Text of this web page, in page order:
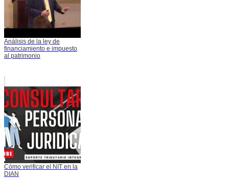
Análisis de la ley de
financiamiento e impuesto
al patrimonio
Cómo verificar el NIT en la
DIAN